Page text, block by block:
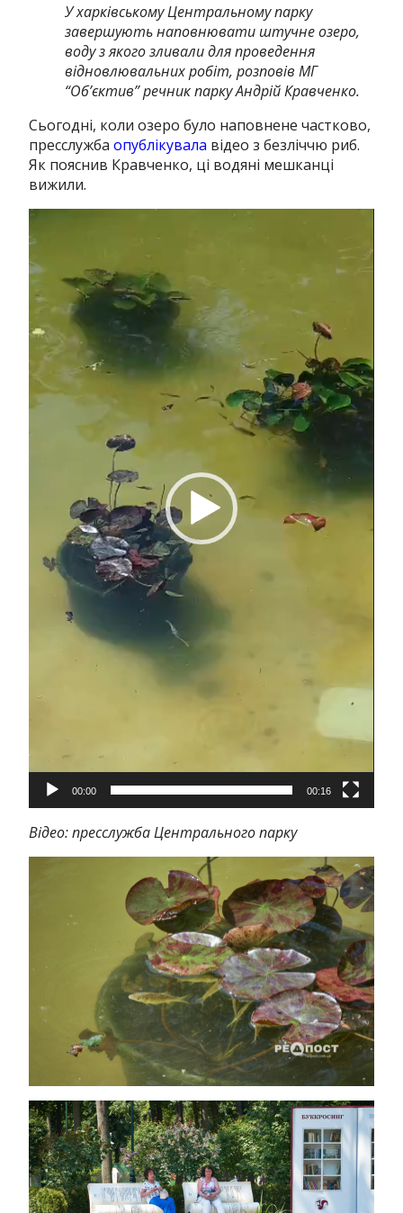
У харківському Центральному парку
завершують наповнювати штучне озеро,
воду з якого зливали для проведення
відновлювальних робіт, розповів МГ
“Об’єктив” речник парку Андрій Кравченко.
Сьогодні, коли озеро було наповнене частково,
пресслужбаопублікувала відео з безліччю риб.
Як пояснив Кравченко, ці водяні мешканці
вижили.
00:00 00:16
Відео: пресслужба Центрального парку